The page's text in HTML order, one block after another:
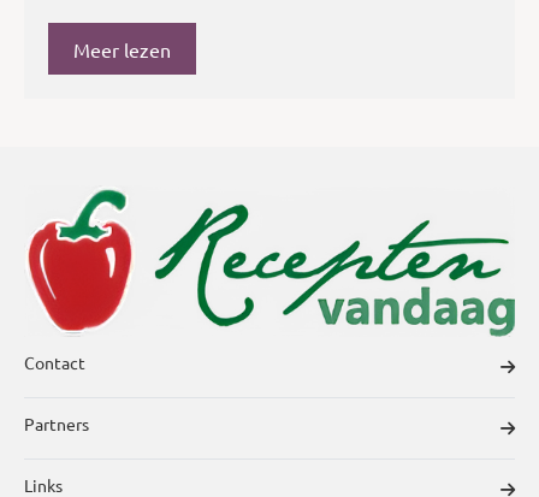
Meer lezen
Contact
Partners
Links